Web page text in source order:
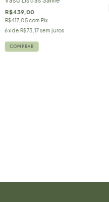
R$439,00
R$417,05com Pix
6x de R$73,17sem juros